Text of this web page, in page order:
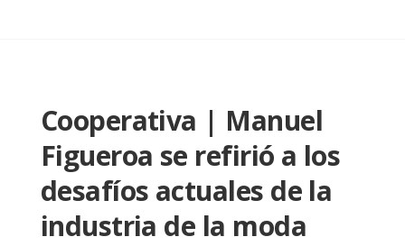
Cooperativa | Manuel
Figueroa se refirió a los
desafíos actuales de la
industria de la moda